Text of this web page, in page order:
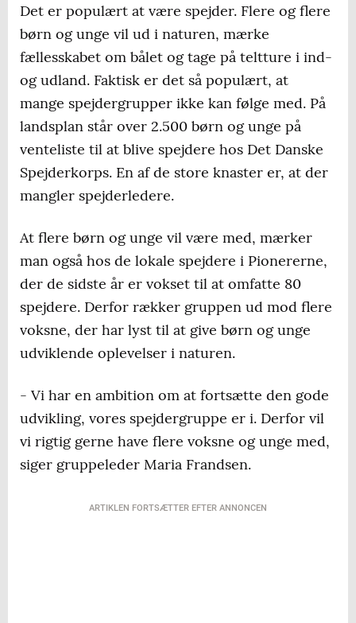
Det er populært at være spejder. Flere og flere
børn og unge vil ud i naturen, mærke
fællesskabet om bålet og tage på teltture i ind-
og udland. Faktisk er det så populært, at
mange spejdergrupper ikke kan følge med. På
landsplan står over 2.500 børn og unge på
venteliste til at blive spejdere hos Det Danske
Spejderkorps. En af de store knaster er, at der
mangler spejderledere.
At flere børn og unge vil være med, mærker
man også hos de lokale spejdere i Pionererne,
der de sidste år er vokset til at omfatte 80
spejdere. Derfor rækker gruppen ud mod flere
voksne, der har lyst til at give børn og unge
udviklende oplevelser i naturen.
- Vi har en ambition om at fortsætte den gode
udvikling, vores spejdergruppe er i. Derfor vil
vi rigtig gerne have flere voksne og unge med,
siger gruppeleder Maria Frandsen.
ARTIKLEN FORTSÆTTER EFTER ANNONCEN